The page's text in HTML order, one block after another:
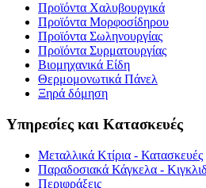
Προϊόντα Χαλυβουργικά
Προϊόντα Μορφοσίδηρου
Προϊόντα Σωληνουργίας
Προϊόντα Συρματουργίας
Βιομηχανικά Είδη
Θερμομονωτικά Πάνελ
Ξηρά δόμηση
Υπηρεσίες και Κατασκευές
Μεταλλικά Κτίρια - Κατασκευές
Παραδοσιακά Κάγκελα -
Περιφράξεις